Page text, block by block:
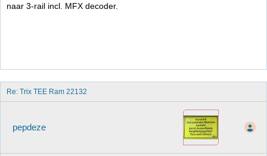
naar 3-rail incl. MFX decoder.
Re: Trix TEE Ram 22132
pepdeze